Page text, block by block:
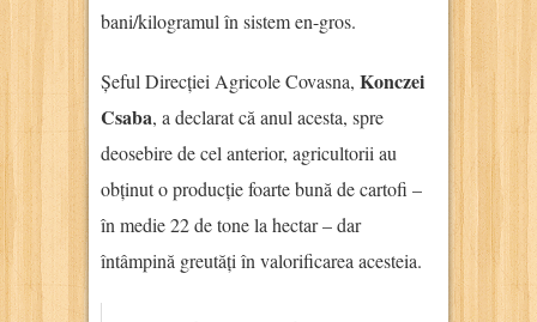
bani/kilogramul în sistem en-gros.
Șeful Direcției Agricole Covasna, Konczei
Csaba, a declarat că anul acesta, spre
deosebire de cel anterior, agricultorii au
obținut o producție foarte bună de cartofi –
în medie 22 de tone la hectar – dar
întâmpină greutăți în valorificarea acesteia.